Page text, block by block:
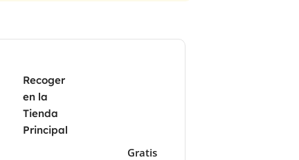
Recoger
en la
Tienda
Principal
Gratis